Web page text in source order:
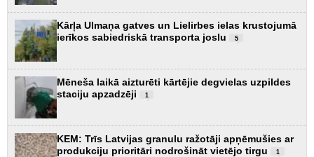
Kārļa Ulmaņa gatves un Lielirbes ielas krustojumā
ierīkos sabiedriskā transporta joslu
5
Mēneša laikā aizturēti kārtējie degvielas uzpildes
staciju apzadzēji
1
KEM: Trīs Latvijas granulu ražotāji apņēmušies ar
produkciju prioritāri nodrošināt vietējo tirgu
1